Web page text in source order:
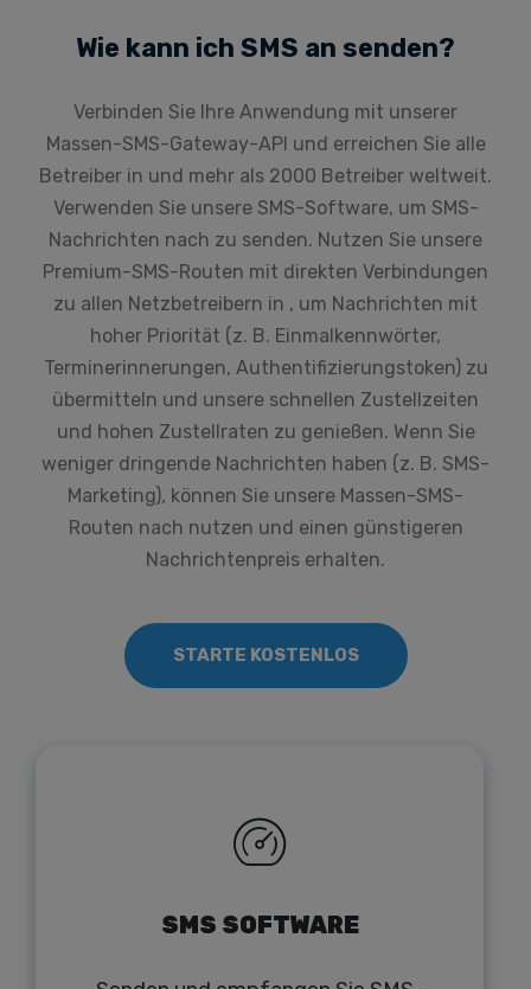
Wie kann ich SMS an senden?
Verbinden Sie Ihre Anwendung mit unserer
Massen-SMS-Gateway-API und erreichen Sie alle
Betreiber in und mehr als 2000 Betreiber weltweit.
Verwenden Sie unsere SMS-Software, um SMS-
Nachrichten nach zu senden. Nutzen Sie unsere
Premium-SMS-Routen mit direkten Verbindungen
zu allen Netzbetreibern in , um Nachrichten mit
hoher Priorität (z. B. Einmalkennwörter,
Terminerinnerungen, Authentifizierungstoken) zu
übermitteln und unsere schnellen Zustellzeiten
und hohen Zustellraten zu genießen. Wenn Sie
weniger dringende Nachrichten haben (z. B. SMS-
Marketing), können Sie unsere Massen-SMS-
Routen nach nutzen und einen günstigeren
Nachrichtenpreis erhalten.
STARTE KOSTENLOS
SMS SOFTWARE